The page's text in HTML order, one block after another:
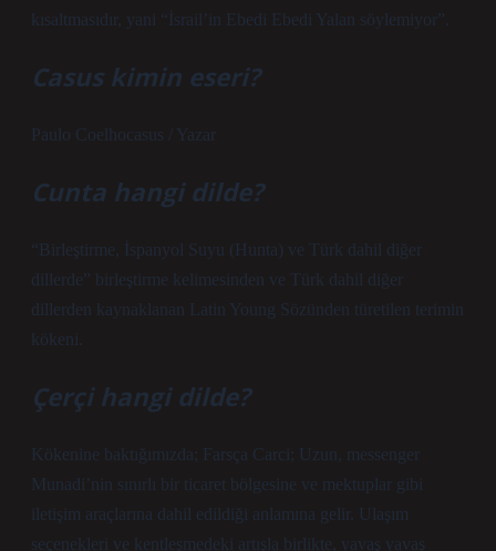
kısaltmasıdır, yani “İsrail’in Ebedi Ebedi Yalan söylemiyor”.
Casus kimin eseri?
Paulo Coelhocasus / Yazar
Cunta hangi dilde?
“Birleştirme, İspanyol Suyu (Hunta) ve Türk dahil diğer
dillerde” birleştirme kelimesinden ve Türk dahil diğer
dillerden kaynaklanan Latin Young Sözünden türetilen terimin
kökeni.
Çerçi hangi dilde?
Kökenine baktığımızda; Farsça Carci; Uzun, messenger
Munadi’nin sınırlı bir ticaret bölgesine ve mektuplar gibi
iletişim araçlarına dahil edildiği anlamına gelir. Ulaşım
seçenekleri ve kentleşmedeki artışla birlikte, yavaş yavaş